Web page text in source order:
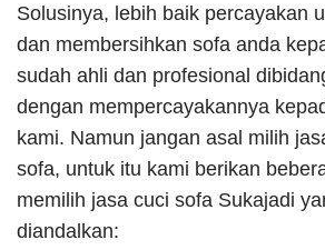
Solusinya, lebih baik percayakan
dan membersihkan sofa anda
sudah ahli dan profesional
dengan mempercayakannya
kami. Namun jangan asal milih
sofa, untuk itu kami berikan
memilih jasa cuci sofa Sukajadi
diandalkan: